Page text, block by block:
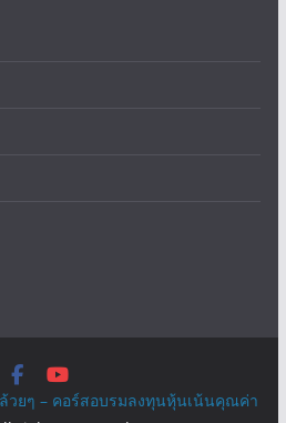
วยๆ – คอร์สอบรมลงทุนหุ้นเน้นคุณค่า